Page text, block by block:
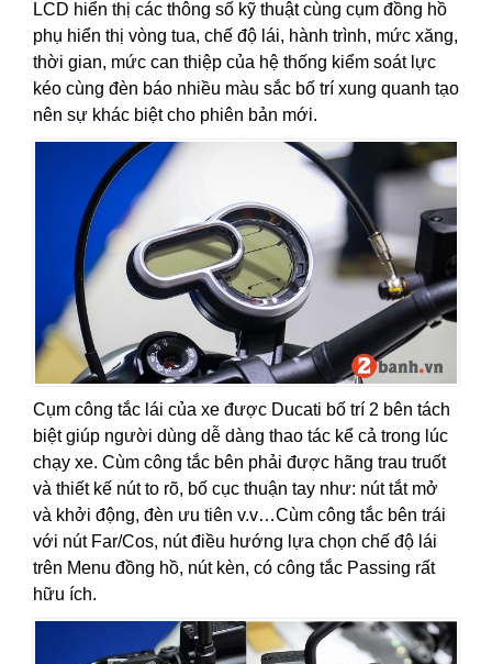
LCD hiển thị các thông số kỹ thuật cùng cụm đồng hồ
phụ hiển thị vòng tua, chế độ lái, hành trình, mức xăng,
thời gian, mức can thiệp của hệ thống kiểm soát lực
kéo cùng đèn báo nhiều màu sắc bố trí xung quanh tạo
nên sự khác biệt cho phiên bản mới.
Cụm công tắc lái của xe được Ducati bố trí 2 bên tách
biệt giúp người dùng dễ dàng thao tác kể cả trong lúc
chạy xe. Cùm công tắc bên phải được hãng trau truốt
và thiết kế nút to rõ, bố cục thuận tay như: nút tắt mở
và khởi động, đèn ưu tiên v.v…Cùm công tắc bên trái
với nút Far/Cos, nút điều hướng lựa chọn chế độ lái
trên Menu đồng hồ, nút kèn, có công tắc Passing rất
hữu ích.